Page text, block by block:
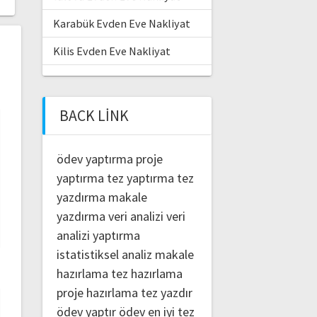
Karabük Evden Eve Nakliyat
Kilis Evden Eve Nakliyat
BACK LINK
ödev yaptırma proje
yaptırma tez yaptırma tez
yazdırma makale
yazdırma veri analizi veri
analizi yaptırma
istatistiksel analiz makale
hazırlama tez hazırlama
proje hazırlama tez yazdır
ödev yaptır ödev en iyi tez